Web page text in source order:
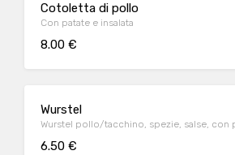
Cotoletta di pollo
Con patate e insalata
8.00 €
Wurstel
Wurstel pollo/tacchino, spezie, salse, con
6.50 €